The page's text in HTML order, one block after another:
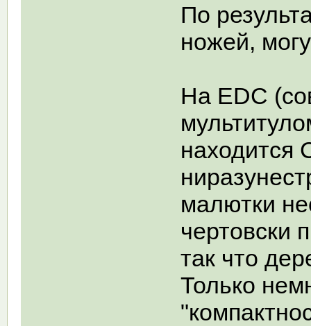
По
ножей,
На EDC
находится
малютки
чертовски
так что
Только